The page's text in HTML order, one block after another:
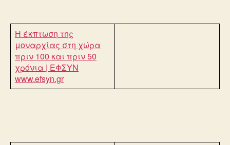
Η έκπτωση της
μοναρχίας στη χώρα
πριν 100 και πριν 50
χρόνια | ΕΦΣΥΝ
www.efsyn.gr